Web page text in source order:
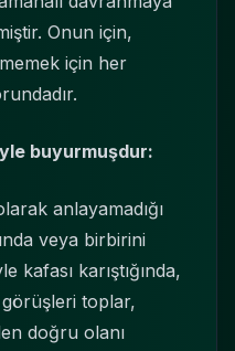
Onun için,
için her
buyurmuşdur:
anlayamadığı
veya birbirini
kafası karıştığında,
görüşleri toplar,
doğru olanı